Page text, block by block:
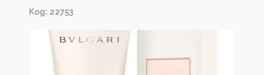
Kод: 22753